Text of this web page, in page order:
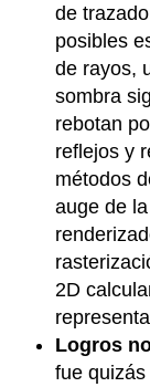
de
posibles
de rayos,
sombra
rebotan
reflejos y
métodos
auge de
2D
Logros
fue